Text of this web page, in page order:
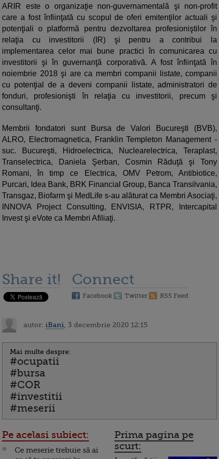
ARIR este o organizaţie non-guvernamentală şi non-profit
care a fost înfiinţată cu scopul de oferi emitenţilor actuali şi
potenţiali o platformă pentru dezvoltarea profesioniştilor în
relaţia cu investitorii (IR) şi pentru a contribui la
implementarea celor mai bune practici în comunicarea cu
investitorii şi în guvernanţă corporativă. A fost înfiinţată în
noiembrie 2018 şi are ca membri companii listate, companii
cu potenţial de a deveni companii listate, administratori de
fonduri, profesionişti în relaţia cu investitorii, precum şi
consultanţi.
Membrii fondatori sunt Bursa de Valori Bucureşti (BVB),
ALRO, Electromagnetica, Franklin Templeton Management -
suc. Bucureşti, Hidroelectrica, Nuclearelectrica, Teraplast,
Transelectrica, Daniela Şerban, Cosmin Răduţă şi Tony
Romani, în timp ce Electrica, OMV Petrom, Antibiotice,
Purcari, Idea Bank, BRK Financial Group, Banca Transilvania,
Transgaz, Biofarm şi MedLife s-au alăturat ca Membri Asociaţi,
INNOVA Project Consulting, ENVISIA, RTPR, Intercapital
Invest şi eVote ca Membri Afiliaţi.
Share it! Connect
Facebook Twitter RSS Feed
autor: iBani , 3 decembrie 2020 12:15
Mai multe despre:
#ocupatii
#bursa
#COR
#investitii
#meserii
Pe acelasi subiect:
Ce meserie trebuie să ai
Prima pagina pe
scurt: